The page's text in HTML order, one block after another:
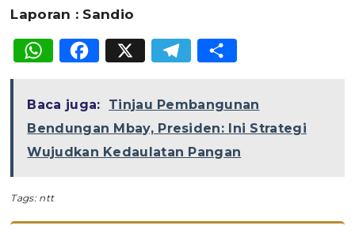
Laporan : Sandio
WhatsApp
Facebook
X Telegram
Baca juga:
Tinjau Pembangunan
Bendungan Mbay, Presiden: Ini Strategi
Wujudkan Kedaulatan Pangan
Tags: ntt